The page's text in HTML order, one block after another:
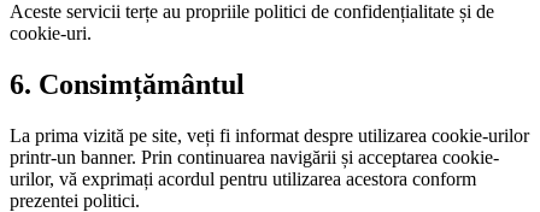
Aceste servicii terțe au propriile politici de confidențialitate și de
cookie-uri.
6. Consimțământul
La prima vizită pe site, veți fi informat despre utilizarea cookie-urilor
printr-un banner. Prin continuarea navigării și acceptarea cookie-
urilor, vă exprimați acordul pentru utilizarea acestora conform
prezentei politici.